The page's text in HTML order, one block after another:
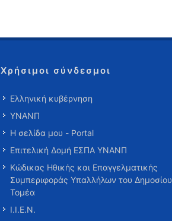
Χρήσιμοι σύνδεσμοι
Ελληνική κυβέρνηση
ΥΝΑΝΠ
Η σελίδα μου - Portal
Επιτελική Δομή ΕΣΠΑ ΥΝΑΝΠ
Κώδικας Ηθικής και Επαγγελματικής
Συμπεριφοράς Υπαλλήλων του Δημοσίου
Τομέα
Ι.Ι.Ε.Ν.